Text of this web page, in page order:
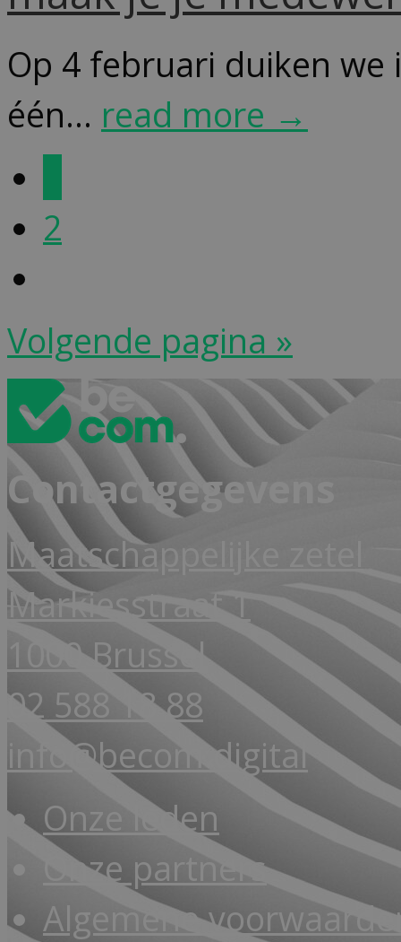
Op 4 februari duiken we
één... read more →
2
Volgende pagina »
Contactgegevens
Maatschappelijke zetel
Markiesstraat 1
1000 Brussel
02 588 18 88
info@becom.digital
Onze leden
Onze partners
Algemene